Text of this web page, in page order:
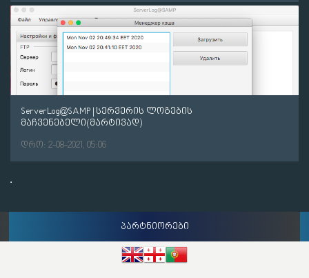
ServerLog@SAMP | სერვერის ლოგების
მაჩვენებელი(მარტივად)
დრო: 2-08-2021, 05:06
პარტნიორები